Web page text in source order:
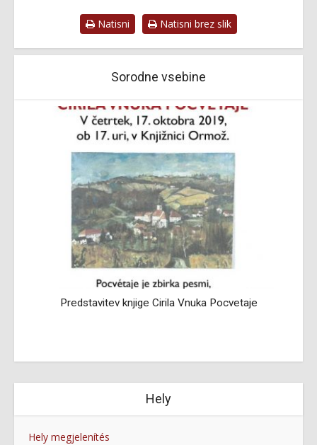
Natisni Natisni brez slik
Sorodne vsebine
Narod si pomaga sam - Ein Volk hilft sich selbst
Hely
Hely megjelenítés